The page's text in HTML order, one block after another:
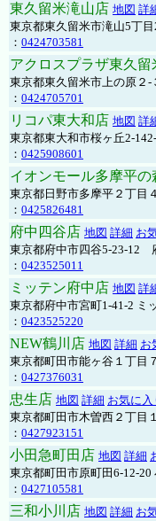
東久留米滝山店 地図 詳
東京都東久留米市滝山5丁目
： 0424703581
アクロスプラザ東久留
東京都東久留米市上の原２-
： 0424705701
リコパ東大和店 地図 詳
東京都東大和市桜ヶ丘2-
： 0425908601
イオンモール多摩平の
東京都日野市多摩平２丁目
： 0425826481
府中四谷店 地図 詳細 お
東京都府中市四谷5-23-12
： 0423525011
ミッテン府中店 地図 詳
東京都府中市宮町1-41-2 ミ
： 0423525220
NEW鶴川店 地図 詳細 お
東京都町田市能ヶ谷１丁
： 0427376031
忠生店 地図 詳細 お気に
東京都町田市木曽西２丁目
： 0427923151
小田急町田店 地図 詳細
東京都町田市原町田6-12-
： 0427105581
三和小川店 地図 詳細 お